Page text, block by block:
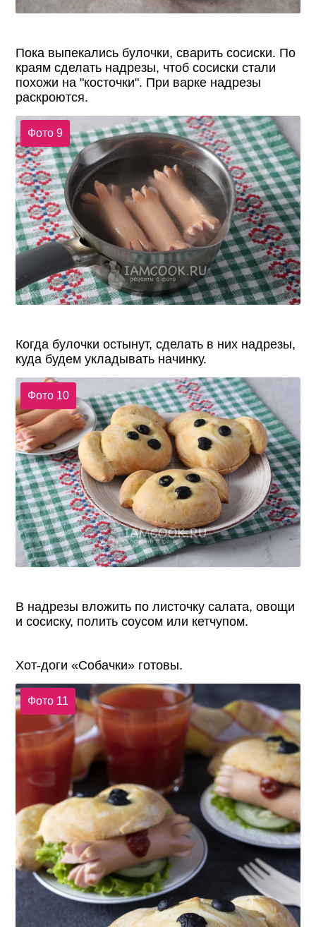
Пока выпекались булочки, сварить сосиски. По
краям сделать надрезы, чтоб сосиски стали
похожи на "косточки". При варке надрезы
раскроются.
Фото 9
Когда булочки остынут, сделать в них надрезы,
куда будем укладывать начинку.
Фото 10
В надрезы вложить по листочку салата, овощи
и сосиску, полить соусом или кетчупом.
Хот-доги «Собачки» готовы.
Фото 11